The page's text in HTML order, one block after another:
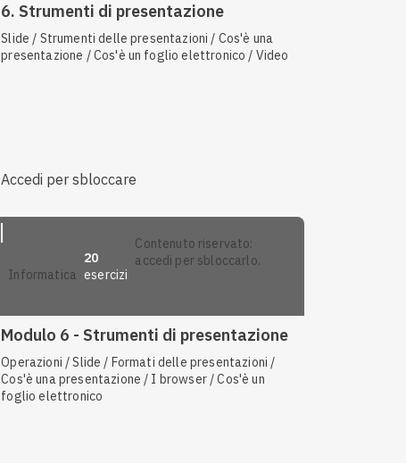
6. Strumenti di presentazione
Slide / Strumenti delle presentazioni / Cos'è una
presentazione / Cos'è un foglio elettronico / Video
Accedi per sbloccare
informatica
20
esercizi
contenuto riservato:
accedi per sbloccarlo.
Modulo 6 - Strumenti di presentazione
Operazioni / Slide / Formati delle presentazioni /
Cos'è una presentazione / I browser / Cos'è un
foglio elettronico